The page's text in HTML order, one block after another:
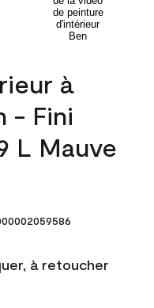
à
- Fini
L Mauve
à retoucher